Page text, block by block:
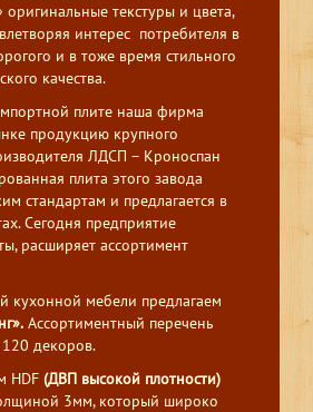
оригинальные текстуры и цвета,
интерес потребителя в
и в тоже время стильного
качества.
плите наша фирма
продукцию крупного
ЛДСП – Кроноспан
плита этого завода
стандартам и предлагается в
Сегодня предприятие
расширяет ассортимент
кухонной мебели предлагаем
Ассортиментный перечень
декоров.
HDF (ДВП высокой плотности)
3мм, который широко